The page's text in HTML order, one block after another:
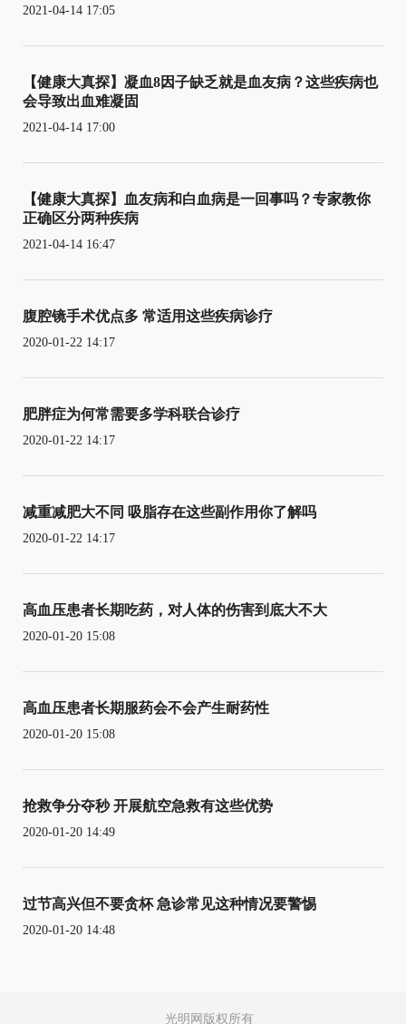
2021-04-14 17:05
【健康大真探】凝血8因子缺乏就是血友病？这些疾病也
会导致出血难凝固
2021-04-14 17:00
【健康大真探】血友病和白血病是一回事吗？专家教你
正确区分两种疾病
2021-04-14 16:47
腹腔镜手术优点多 常适用这些疾病诊疗
2020-01-22 14:17
肥胖症为何常需要多学科联合诊疗
2020-01-22 14:17
减重减肥大不同 吸脂存在这些副作用你了解吗
2020-01-22 14:17
高血压患者长期吃药，对人体的伤害到底大不大
2020-01-20 15:08
高血压患者长期服药会不会产生耐药性
2020-01-20 15:08
抢救争分夺秒 开展航空急救有这些优势
2020-01-20 14:49
过节高兴但不要贪杯 急诊常见这种情况要警惕
2020-01-20 14:48
光明网版权所有